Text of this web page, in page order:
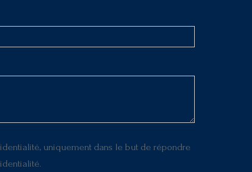
uniquement dans le but de répondre